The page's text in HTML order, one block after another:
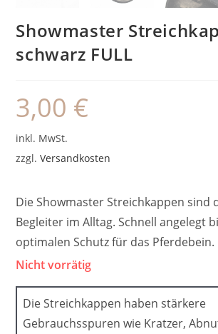
Showmaster
schwarz FULL
3,00 €
inkl. MwSt.
zzgl.Versandkosten
Die Showmaster Streichkappen sind
Begleiter im Alltag. Schnell angelegt
optimalen Schutz für das Pferdebein.
Nicht vorrätig
Die Streichkappen haben stärkere
Gebrauchsspuren wie Kratzer,